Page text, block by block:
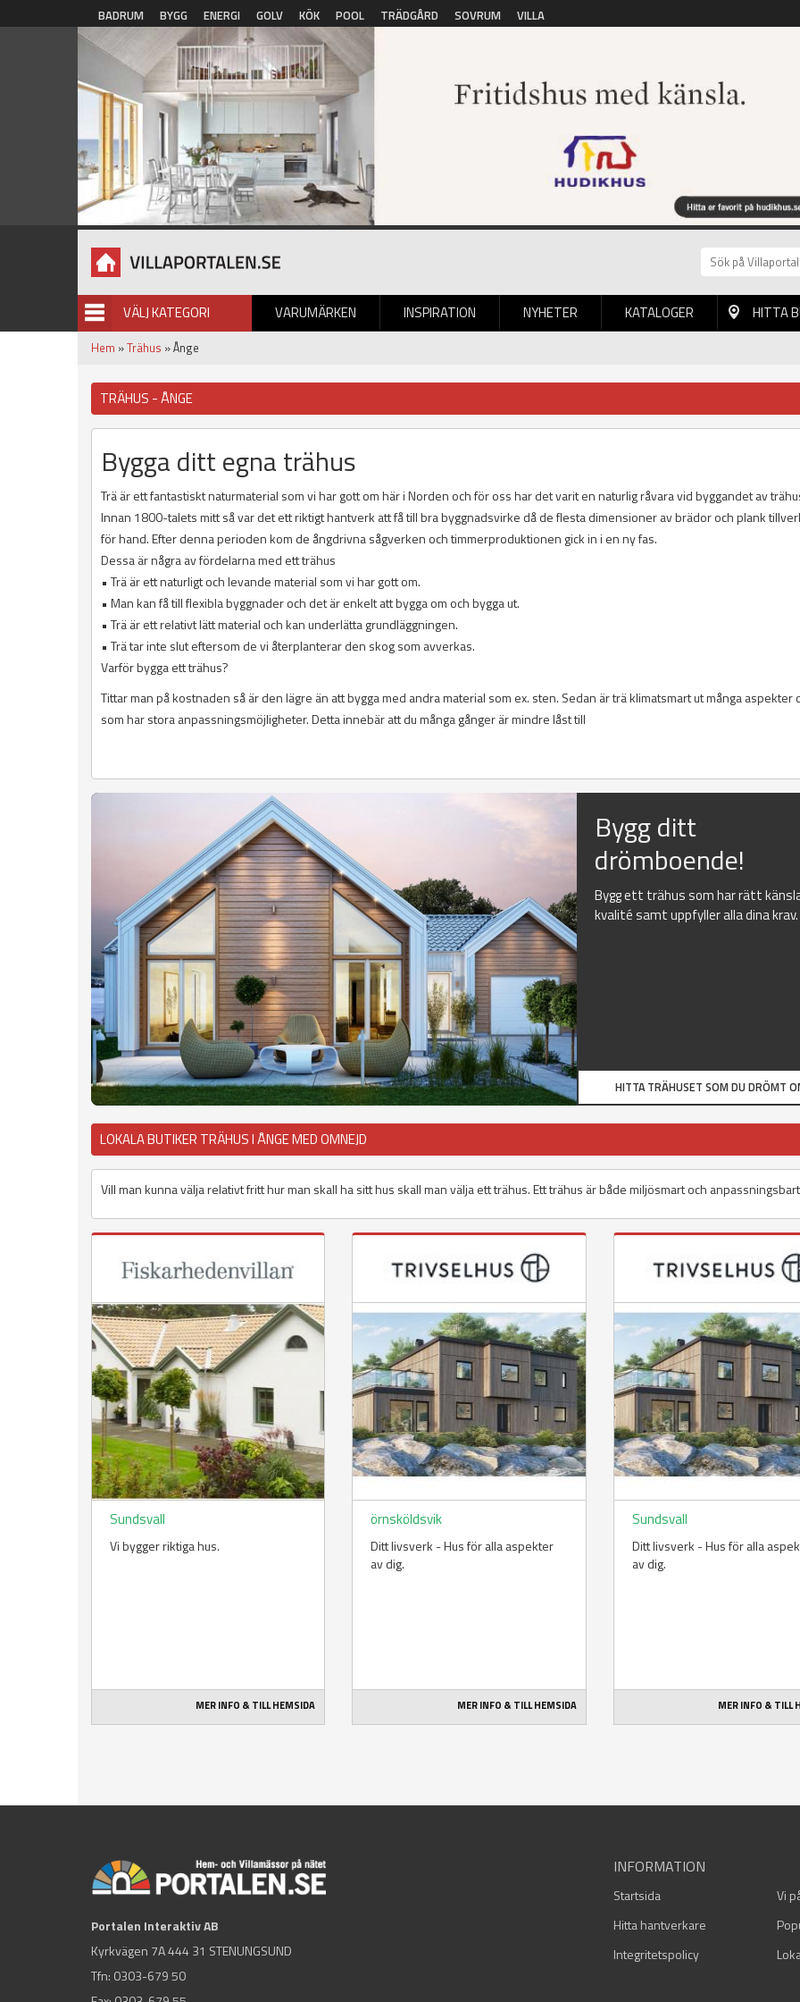
Hoppa till huvudinnehåll
BADRUM BYGG ENERGI GOLV KÖK POOL TRÄDGÅRD SOVRUM VILLA
VÄLJ KATEGORI VARUMÄRKEN INSPIRATION NYHETER
BILDGALLERI KATALOGER HITTA
Hem »Trähus » Ånge
TRÄHUS - ÅNGE
Bygga ditt egna trähus
Trä är ett fantastiskt naturmaterial som vi har gott om här i Norden och för oss har det varit en naturlig råvara vid byggandet av
Innan 1800-talets mitt så var det ett riktigt hantverk att få till bra byggnadsvirke då de flesta dimensioner av brädor och plank
för hand. Efter denna perioden kom de ångdrivna sågverken och timmerproduktionen gick in i en ny fas.
Dessa är några av fördelarna med ett trähus
• Trä är ett naturligt och levande material som vi har gott om.
• Man kan få till flexibla byggnader och det är enkelt att bygga om och bygga ut.
• Trä är ett relativt lätt material och kan underlätta grundläggningen.
• Trä tar inte slut eftersom de vi återplanterar den skog som avverkas.
Varför bygga ett trähus?
Tittar man på kostnaden så är den lägre än att bygga med andra material som ex. sten. Sedan är trä klimatsmart ut många aspekter
som har stora anpassningsmöjligheter. Detta innebär att du många gånger är mindre låst till
Bygg ditt
drömboende!
Bygg ett trähus som har rätt
kvalité samt uppfyller alla dina krav.
HITTA TRÄHUSET SOM DU DRÖMT
LOKALA BUTIKER TRÄHUS I ÅNGE MED OMNEJD
Vill man kunna välja relativt fritt hur man skall ha sitt hus skall man välja ett trähus. Ett trähus är både miljösmart och
Sundsvall
Vi bygger riktiga hus.
MER INFO & TILL HEMSIDA
örnsköldsvik
Ditt livsverk - Hus för alla aspekter
av dig.
MER INFO & TILL HEMSIDA
Sundsvall
Ditt livsverk - Hus för alla
av dig.
MER INFO & TILL
Portalen Interaktiv AB
Kyrkvägen 7A 444 31 STENUNGSUND
Tfn: 0303-679 50
INFORMATION
Startsida
Vi
Hitta hantverkare
Integritetspolicy